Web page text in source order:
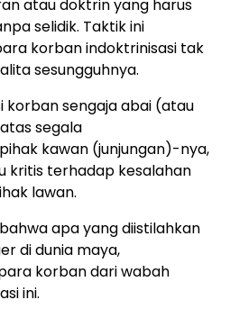
atau doktrin yang harus
selidik. Taktik ini
korban indoktrinisasi tak
sesungguhnya.
korban sengaja abai (atau
segala
kawan (junjungan)-nya,
kritis terhadap kesalahan
lawan.
apa yang diistilahkan
di dunia maya,
korban dari wabah
ini.